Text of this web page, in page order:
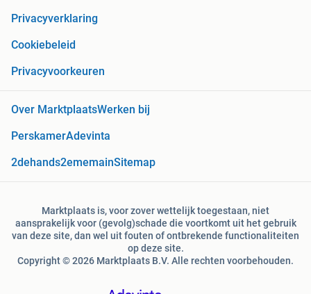
Privacyverklaring
Cookiebeleid
Privacyvoorkeuren
Over MarktplaatsWerken bij
PerskamerAdevinta
2dehands2ememainSitemap
Marktplaats is, voor zover wettelijk toegestaan, niet
aansprakelijk voor (gevolg)schade die voortkomt uit het gebruik
van deze site, dan wel uit fouten of ontbrekende functionaliteiten
op deze site.
Copyright © 2026 Marktplaats B.V. Alle rechten voorbehouden.